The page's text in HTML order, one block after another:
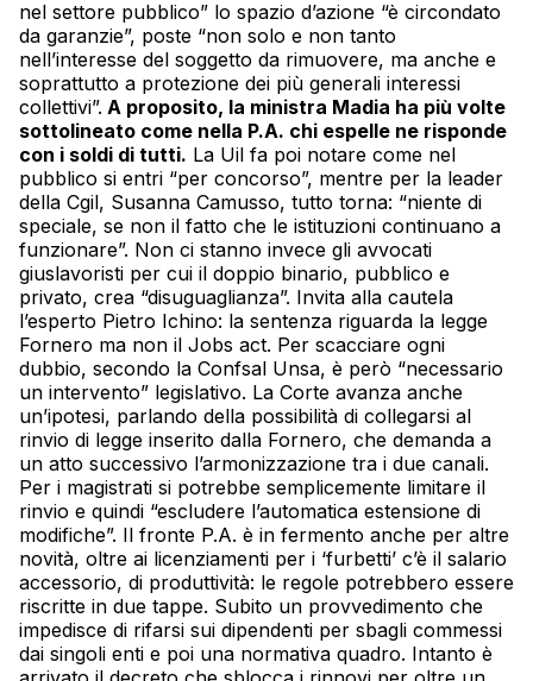
nel settore pubblico” lo spazio d’azione “è circondato
da garanzie”, poste “non solo e non tanto
nell’interesse del soggetto da rimuovere, ma anche e
soprattutto a protezione dei più generali interessi
collettivi”. A proposito, la ministra Madia ha più volte
sottolineato come nella P.A. chi espelle ne risponde
con i soldi di tutti. La Uil fa poi notare come nel
pubblico si entri “per concorso”, mentre per la leader
della Cgil, Susanna Camusso, tutto torna: “niente di
speciale, se non il fatto che le istituzioni continuano a
funzionare”. Non ci stanno invece gli avvocati
giuslavoristi per cui il doppio binario, pubblico e
privato, crea “disuguaglianza”. Invita alla cautela
l’esperto Pietro Ichino: la sentenza riguarda la legge
Fornero ma non il Jobs act. Per scacciare ogni
dubbio, secondo la Confsal Unsa, è però “necessario
un intervento” legislativo. La Corte avanza anche
un’ipotesi, parlando della possibilità di collegarsi al
rinvio di legge inserito dalla Fornero, che demanda a
un atto successivo l’armonizzazione tra i due canali.
Per i magistrati si potrebbe semplicemente limitare il
rinvio e quindi “escludere l’automatica estensione di
modifiche”. Il fronte P.A. è in fermento anche per altre
novità, oltre ai licenziamenti per i ‘furbetti’ c’è il salario
accessorio, di produttività: le regole potrebbero essere
riscritte in due tappe. Subito un provvedimento che
impedisce di rifarsi sui dipendenti per sbagli commessi
dai singoli enti e poi una normativa quadro. Intanto è